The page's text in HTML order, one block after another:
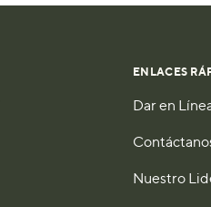
ENLACES
Dar en
Nuestro